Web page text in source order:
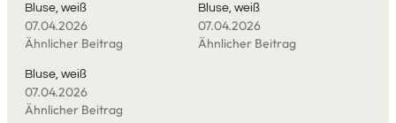
Bluse, weiß
07.04.2026
Ähnlicher Beitrag
Bluse, weiß
07.04.2026
Ähnlicher Beitrag
Bluse, weiß
07.04.2026
Ähnlicher Beitrag